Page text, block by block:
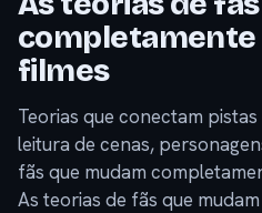
completamente
filmes
Teorias que conectam
leitura de cenas,
fãs que mudam
As teorias de fãs que